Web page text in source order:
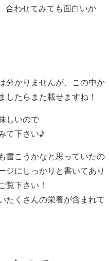
合わせてみても面白いか
分かりませんが、この中か
したらまた載せますね！
しいので
て下さい♪
書こうかなと思っていたの
ジにしっかりと書いてあり
覧下さい！
たくさんの栄養が含まれて